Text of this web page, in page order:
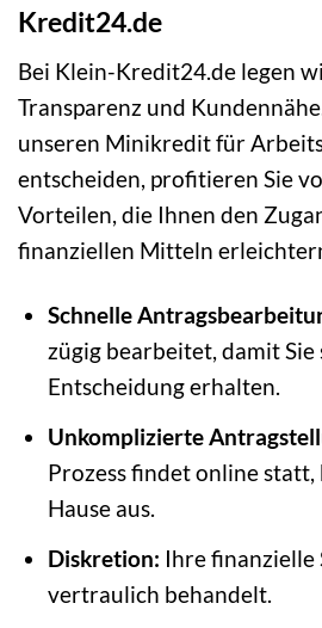
Kredit24.de
Bei Klein-Kredit24.de legen
Transparenz und
unseren Minikredit für
entscheiden, profitieren Sie
Vorteilen, die Ihnen den
finanziellen Mitteln
Schnelle
zügig bearbeitet, damit Sie
Entscheidung erhalten.
Unkomplizierte
Prozess findet online statt,
Hause aus.
Diskretion: Ihre
vertraulich behandelt.